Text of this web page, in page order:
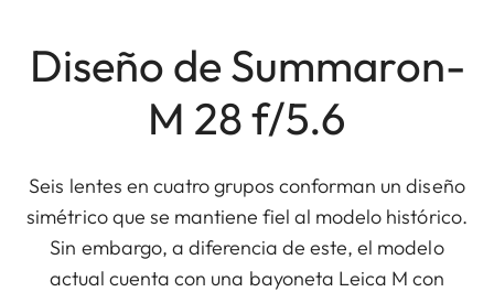
Diseño de Summaron-
M 28 f/5.6
Seis lentes en cuatro grupos conforman un diseño
simétrico que se mantiene fiel al modelo histórico.
Sin embargo, a diferencia de este, el modelo
actual cuenta con una bayoneta Leica M con